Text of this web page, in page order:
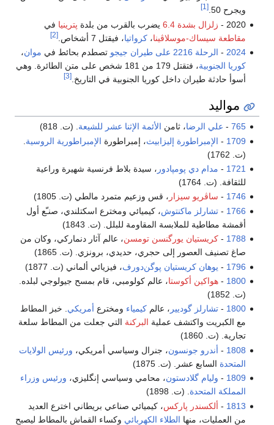
ويجرح 50.
[1]
2020 - زلزال بشدة 6.4 يضرب بالقرب من بلدة پترينيا في
مقاطعة سيساك-موسلاڤينا،كرواتيا، فيقتل 7 أشخاص. [2]
2024
- الرحلة 2216 على طيران جيجو تصطدم بحائط في موان،
كوريا الجنوبية
، فتقتل 179 من 181 شخص على متن الطائرة. وهي
أسوأ حادثة طيران داخل كوريا الجنوبية في التاريخ.[3]
مواليد
765
- علي الرضا، ثامن الأئمة الإثنا عشر للشيعة. (ت. 818)
1709
- الإمبراطورة إليزابيث، إمبراطورة الإمبراطورية الروسية
(ت. 1762)
1721
- مدام دي پومپادور ، سيدة بلاط فرنسية شهيرة وراعية
للثقافة. (ت. 1764)
1746
- ساڤريو سيزار ، قس وزعيم متمرد مالطي (ت. 1805)
1766
-تشارلز ماكنتوش، كيميائي ومخترع اسكتلندي، صنـّع أول
أقمشة مطاطية للملابسة المقاومة للبلل. (ت. 1843)
1788
-كريستيان يورگنسن تومسن، عالم آثار دنماركي، وكان من
صاغ تصنيف العصور إلى حجري، حديدي، برونزي. (ت. 1865)
1796
- يوهان كريستيان پوگن‌دورف، فيزيائي ألماني (ت. 1877)
1800
-هواكين أكوستا، عالم كولومبي، قام بمسح جيولوجي لبلده.
(ت. 1852)
1800
-تشارلز گوديير ، عالمكيمياء ومخترع أمريكي. خبز المطاط
مع الكبريت واكتشف عملية البركنة التي جعلت من المطاط سلعة
تجارية. (ت. 1860)
1808
- أندرو جونسون، جنرال وسياسي أمريكي، ورئيس الولايات
المتحدة السابع عشر. (ت. 1875)
1809
- وليام گلادستون، محامي وسياسي إنگليزي، ورئيس وزراء
المملكة المتحدة . (ت. 1898)
1813
- ألكسندر پاركس، كيميائي صناعي بريطاني اخترع العديد
من العمليات، منها الطلاء الكهربائي وكساء القماش بالمطاط ليصبح